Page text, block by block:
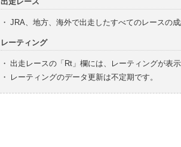
・ JRA、地方、海外で出走したすべてのレースの
レーティング
・ 出走レースの「Rt」欄には、レーティングが表
・
レーティングのデータ更新は不定期です。